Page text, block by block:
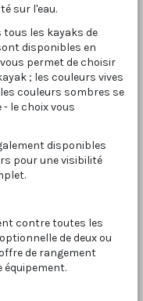
sur l'eau.
les kayaks de
disponibles en
permet de choisir
; les couleurs vives
couleurs sombres se
le choix vous
disponibles
pour une visibilité
contre toutes les
de deux ou
de rangement
équipement.